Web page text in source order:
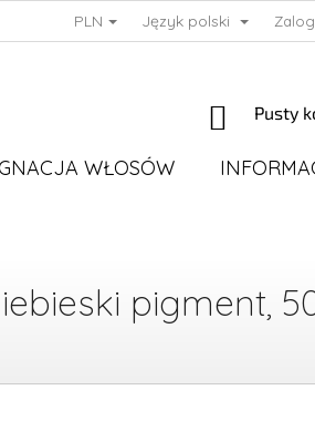
PLN Język polski
KOSZYK
Pusty
WŁOSÓW
pigment,